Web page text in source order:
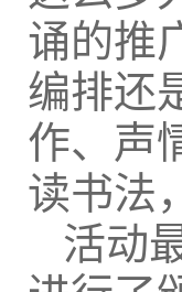
诵的推
编排还
作、声
读书法
活动